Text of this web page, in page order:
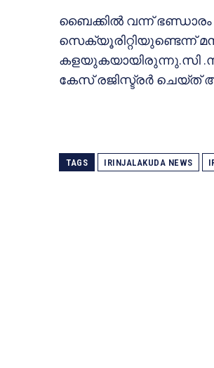
ബൈക്കില്‍ വന്ന് ഭണ്ഡാരം
സെക്യൂരിറ്റിയുണ്ടെന്ന്
കളയുകയായിരുന്നു.സി
കേസ് രജിസ്ട്രര്‍ ചെയ്ത്
TAGS IRINJALAKUDA NEWS